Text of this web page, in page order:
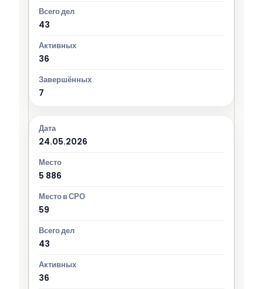
43
36
7
24.05.2026
5 886
59
43
36